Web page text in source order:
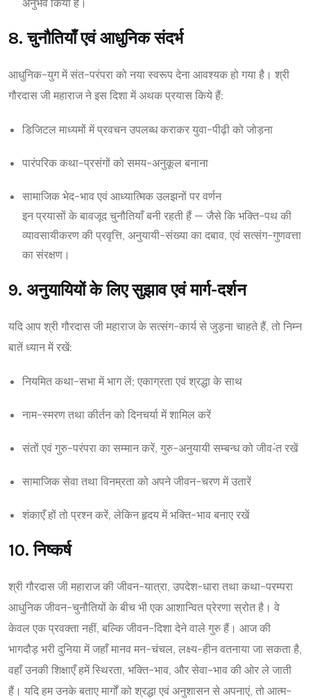
अनुभव किया है।
8. चुनौतियाँ एवं आधुनिक संदर्भ
आधुनिक-युग में संत-परंपरा को नया स्वरूप देना आवश्यक हो गया है। श्री
गौरदास जी महाराज ने इस दिशा में अथक प्रयास किये हैं:
डिजिटल माध्यमों में प्रवचन उपलब्ध कराकर युवा-पीढ़ी को जोड़ना
पारंपरिक कथा-प्रसंगों को समय-अनुकूल बनाना
सामाजिक भेद-भाव एवं आध्यात्मिक उलझनों पर वर्णन
इन प्रयासों के बावजूद चुनौतियाँ बनी रहती हैं — जैसे कि भक्ति-पथ की
व्यावसायीकरण की प्रवृत्ति, अनुयायी-संख्या का दबाव, एवं सत्संग-गुणवत्ता
का संरक्षण।
9. अनुयायियों के लिए सुझाव एवं मार्ग-दर्शन
यदि आप श्री गौरदास जी महाराज के सत्संग-कार्य से जुड़ना चाहते हैं, तो निम्न
बातें ध्यान में रखें:
नियमित कथा-सभा में भाग लें; एकाग्रता एवं श्रद्धा के साथ
नाम-स्मरण तथा कीर्तन को दिनचर्या में शामिल करें
संतों एवं गुरु-परंपरा का सम्मान करें, गुरु-अनुयायी सम्बन्ध को जीव-ंत रखें
सामाजिक सेवा तथा विनम्रता को अपने जीवन-चरण में उतारें
शंकाएँ हों तो प्रश्न करें, लेकिन हृदय में भक्ति-भाव बनाए रखें
10. निष्कर्ष
श्री गौरदास जी महाराज की जीवन-यात्रा, उपदेश-धारा तथा कथा-परम्परा
आधुनिक जीवन-चुनौतियों के बीच भी एक आशान्वित प्रेरणा स्रोत है। वे
केवल एक प्रवक्ता नहीं, बल्कि जीवन-दिशा देने वाले गुरु हैं। आज की
भागदौड़ भरी दुनिया में जहाँ मानव मन-चंचल, लक्ष्य-हीन वतनाया जा सकता है,
वहाँ उनकी शिक्षाएँ हमें स्थिरता, भक्ति-भाव, और सेवा-भाव की ओर ले जाती
हैं। यदि हम उनके बताए मार्गों को श्रद्धा एवं अनुशासन से अपनाएं, तो आत्म-